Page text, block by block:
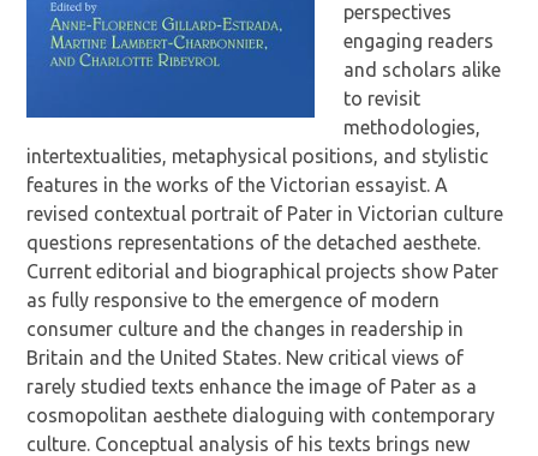
perspectives
engaging readers
and scholars alike
to revisit
methodologies,
intertextualities, metaphysical positions, and stylistic
features in the works of the Victorian essayist. A
revised contextual portrait of Pater in Victorian culture
questions representations of the detached aesthete.
Current editorial and biographical projects show Pater
as fully responsive to the emergence of modern
consumer culture and the changes in readership in
Britain and the United States. New critical views of
rarely studied texts enhance the image of Pater as a
cosmopolitan aesthete dialoguing with contemporary
culture. Conceptual analysis of his texts brings new